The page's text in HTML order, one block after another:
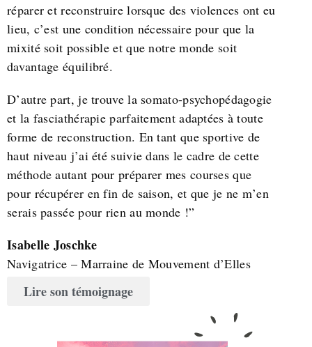
réparer et reconstruire lorsque des violences ont eu
lieu, c’est une condition nécessaire pour que la
mixité soit possible et que notre monde soit
davantage équilibré.
D’autre part, je trouve la somato-psychopédagogie
et la fasciathérapie parfaitement adaptées à toute
forme de reconstruction. En tant que sportive de
haut niveau j’ai été suivie dans le cadre de cette
méthode autant pour préparer mes courses que
pour récupérer en fin de saison, et que je ne m’en
serais passée pour rien au monde !”
Isabelle Joschke
Navigatrice – Marraine de Mouvement d’Elles
Lire son témoignage